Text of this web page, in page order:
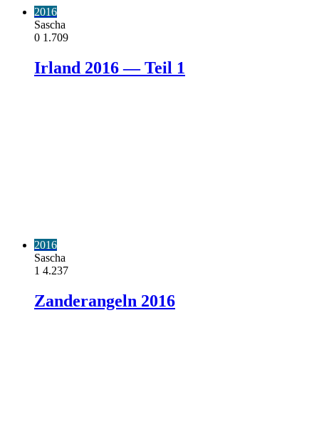
2016
Sascha
0 1.709
Irland 2016 — Teil 1
2016
Sascha
1 4.237
Zanderangeln 2016